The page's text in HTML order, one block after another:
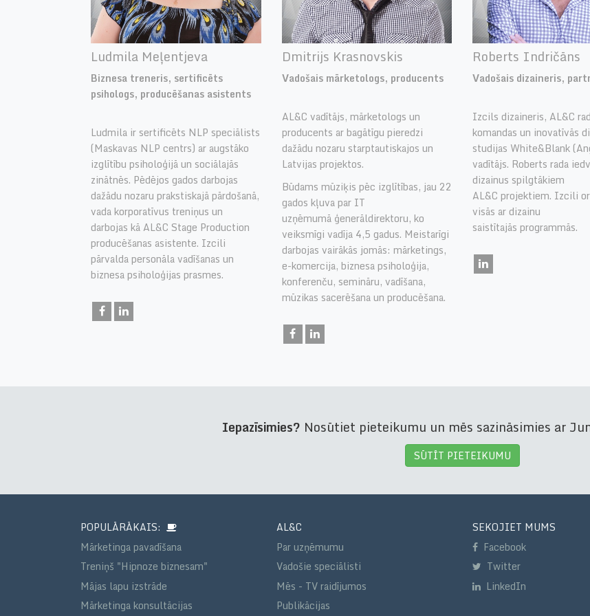
Ludmila Meļentjeva
Biznesa treneris, sertificēts
psihologs, producēšanas asistents
Ludmila ir sertificēts NLP speciālists
(Maskavas NLP centrs) ar augstāko
izglītību psiholoģijā un sociālajās
zinātnēs. Pēdējos gados darbojas
dažādu nozaru prakstiskajā pārdošanā,
vada korporatīvus treniņus un
darbojas kā AL&C Stage Production
producēšanas asistente. Izcili
pārvalda personāla vadīšanas un
biznesa psiholoģijas prasmes.
Dmitrijs Krasnovskis
Vadošais mārketologs, producents
AL&C vadītājs, mārketologs un
producents ar bagātīgu pieredzi
dažādu nozaru starptautiskajos un
Latvijas projektos.
Būdams mūziķis pēc izglītības, jau 22
gados kļuva par IT
uzņēmumā ģenerāldirektoru, ko
veiksmīgi vadīja 4,5 gadus. Meistarīgi
darbojas vairākās jomās: mārketings,
e-komercija, biznesa psiholoģija,
konferenču, semināru, vadīšana,
mūzikas sacerēšana un producēšana.
Roberts Indričāns
Vadošais dizaineris,
Izcils dizaineris, AL&C
komandas un inovatīvās
studijas White&Blank
vadītājs. Roberts rada
dizainus spilgtākiem
AL&C projektiem. Izcili
visās ar dizainu
saistītajās programmās.
Iepazīsimies? Nosūtiet pieteikumu un mēs sazināsimies ar
SŪTĪT PIETEIKUMU
POPULĀRĀKAIS:
Mārketinga pavadīšana
Treniņš "Hipnoze biznesam"
Mājas lapu izstrāde
Mārketinga konsultācijas
AL&C
Par uzņēmumu
Vadošie speciālisti
Mēs - TV raidījumos
Publikācijas
SEKOJIET MUMS
Facebook
Twitter
LinkedIn